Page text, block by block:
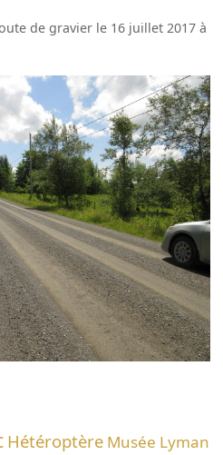
de gravier le 16 juillet 2017 à
Hétéroptère Musée Lyman